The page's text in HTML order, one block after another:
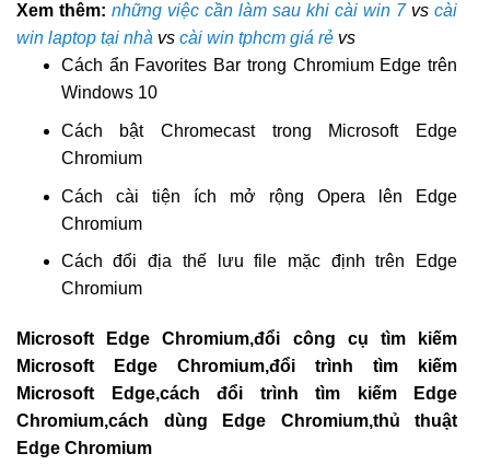
Xem thêm: những việc cần làm sau khi cài win 7vs cài
win laptop tại nhà vs cài win tphcm giá rẻ vs
Cách ẩn Favorites Bar trong Chromium Edge trên
Windows 10
Cách bật Chromecast trong Microsoft Edge
Chromium
Cách cài tiện ích mở rộng Opera lên Edge
Chromium
Cách đổi địa thế lưu file mặc định trên Edge
Chromium
Microsoft Edge Chromium,đổi công cụ tìm kiếm
Microsoft Edge Chromium,đổi trình tìm kiếm
Microsoft Edge,cách đổi trình tìm kiếm Edge
Chromium,cách dùng Edge Chromium,thủ thuật
Edge Chromium